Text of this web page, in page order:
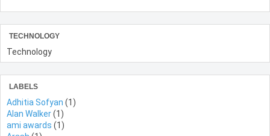
TECHNOLOGY
Technology
LABELS
Adhitia Sofyan (1)
Alan Walker(1)
ami awards (1)